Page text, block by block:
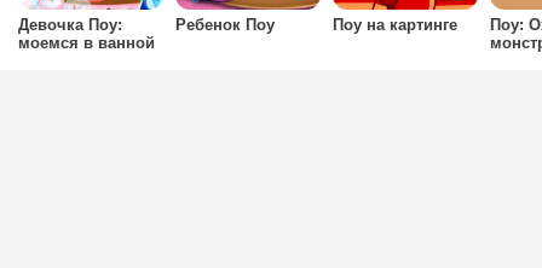
Девочка Поу:
моемся в ванной
Ребенок Поу Поу на картинге
Поу: